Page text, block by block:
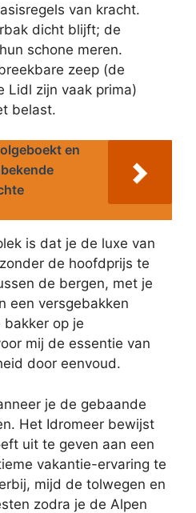
van kracht.
dicht blijft; de
schone meren.
zeep (de
Lidl zijn vaak prima)
belast.
en
is dat je de luxe van
de hoofdprijs te
de bergen, met je
een versgebakken
op je
mij de essentie van
door eenvoud.
je de gebaande
Het Idromeer bewijst
uit te geven aan een
vakantie-ervaring te
mijd de tolwegen en
zodra je de Alpen